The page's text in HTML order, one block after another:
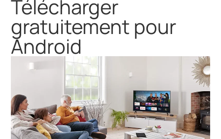
Télécharger
gratuitement pour
Android